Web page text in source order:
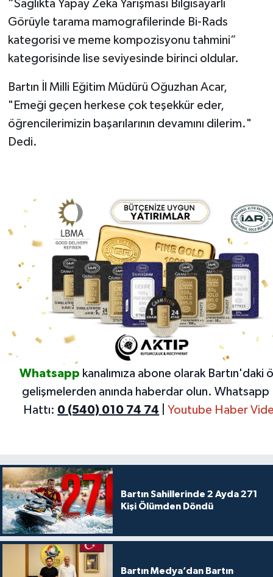
“Sağlıkta Yapay Zeka Yarışması Bilgisayarlı
Görüyle tarama mamografilerinde Bi-Rads
kategorisi ve meme kompozisyonu tahmini”
kategorisinde lise seviyesinde birinci oldular.
Bartın İl Milli Eğitim Müdürü Oğuzhan Acar,
"Emeği geçen herkese çok teşekkür eder,
öğrencilerimizin başarılarının devamını dilerim."
Dedi.
Whatsapp kanalımıza abone olarak Bartın'daki
gelişmelerden anında haberdar olun. Whatsapp
Hattı: 0 (540) 010 74 74 |Youtube Haber
Bartın Sahillerinde 2 Ayda 271
Kişi Ölümden Döndü
Bartın Medya’dan Bartın